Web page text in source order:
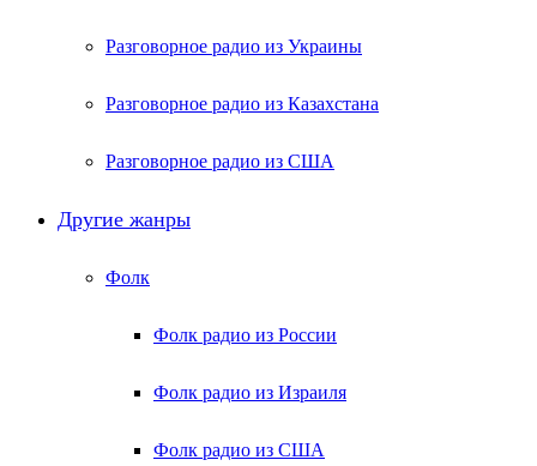
Разговорное радио из Украины
Разговорное радио из Казахстана
Разговорное радио из США
Другие жанры
Фолк
Фолк радио из России
Фолк радио из Израиля
Фолк радио из США